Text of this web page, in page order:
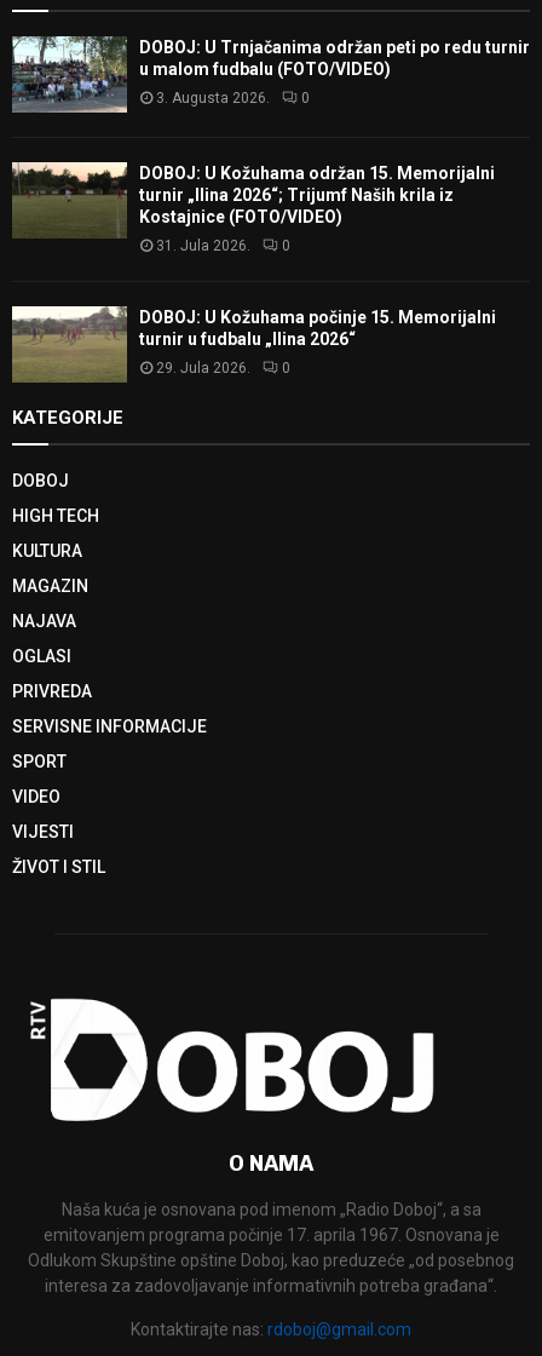
DOBOJ: U Trnjačanima održan peti po redu turnir
u malom fudbalu (FOTO/VIDEO)
3. Augusta 2026. 0
DOBOJ: U Kožuhama održan 15. Memorijalni
turnir „Ilina 2026“; Trijumf Naših krila iz
Kostajnice (FOTO/VIDEO)
31. Jula 2026. 0
DOBOJ: U Kožuhama počinje 15. Memorijalni
turnir u fudbalu „Ilina 2026“
29. Jula 2026. 0
KATEGORIJE
DOBOJ
HIGH TECH
KULTURA
MAGAZIN
NAJAVA
OGLASI
PRIVREDA
SERVISNE INFORMACIJE
SPORT
VIDEO
VIJESTI
ŽIVOT I STIL
O NAMA
Naša kuća je osnovana pod imenom „Radio Doboj“, a sa
emitovanjem programa počinje 17. aprila 1967. Osnovana je
Odlukom Skupštine opštine Doboj, kao preduzeće „od posebnog
interesa za zadovoljavanje informativnih potreba građana“.
Kontaktirajte nas: rdoboj@gmail.com